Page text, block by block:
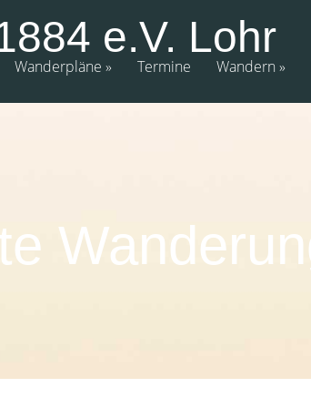
e.V. Lohr
Wanderpläne Termine Wandern